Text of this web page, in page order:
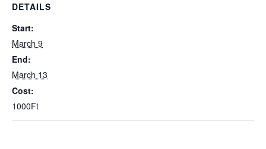
DETAILS
Start:
March 9
End:
March 13
Cost:
1000Ft